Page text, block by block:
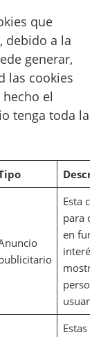
que
debido a la
generar,
las cookies
el
tenga toda la
Esta
para
en
interés
Estas